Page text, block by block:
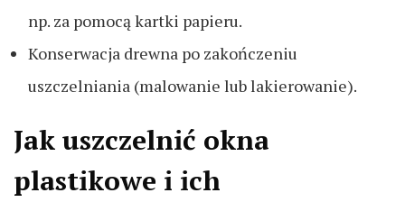
np. za pomocą kartki papieru.
Konserwacja drewna po zakończeniu
uszczelniania (malowanie lub lakierowanie).
Jak uszczelnić okna
plastikowe i ich